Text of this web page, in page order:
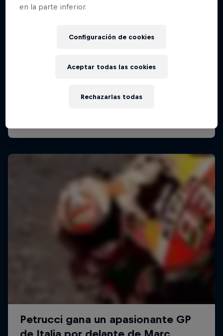
en la parte inferior.
Configuración de cookies
Rechazarlas todas
Aceptar todas las cookies